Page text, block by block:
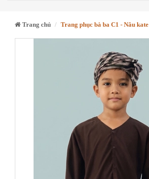
Trang chủ Trang phục bà ba C1 - Nâu kate